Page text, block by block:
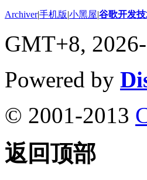
Archiver|手机版|小黑屋|谷歌开发
GMT+8,
Powered by
© 2001-2013
返回顶部